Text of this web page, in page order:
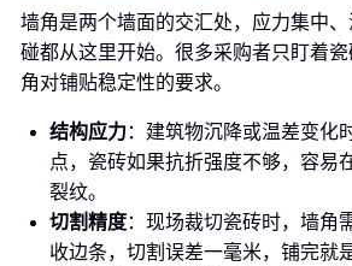
墙角是两个墙面的交汇处，应力集中
碰都从这里开始。很多采购者只盯着
角对铺贴稳定性的要求。
结构应力：建筑物沉降或温差变化
点，瓷砖如果抗折强度不够，容易
裂纹。
切割精度：现场裁切瓷砖时，墙角
收边条，切割误差一毫米，铺完就